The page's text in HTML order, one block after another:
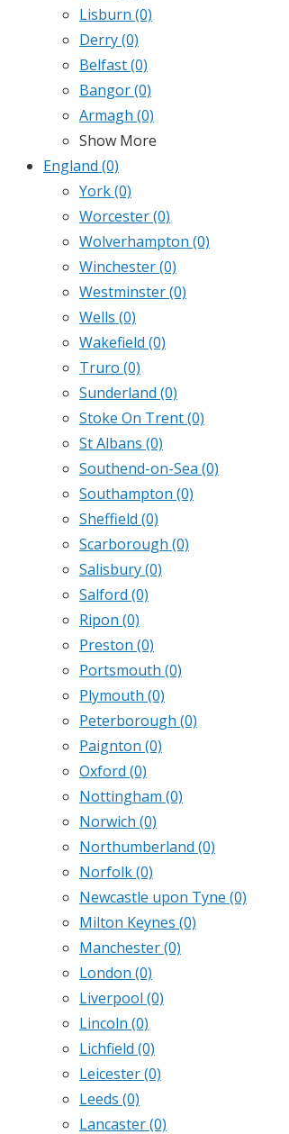
Lisburn (0)
Derry(0)
Belfast(0)
Bangor(0)
Armagh (0)
Show More
England (0)
York(0)
Worcester(0)
Wolverhampton (0)
Winchester(0)
Westminster(0)
Wells (0)
Wakefield (0)
Truro (0)
Sunderland (0)
Stoke On Trent(0)
St Albans (0)
Southend-on-Sea (0)
Southampton (0)
Sheffield (0)
Scarborough (0)
Salisbury(0)
Salford (0)
Ripon (0)
Preston (0)
Portsmouth (0)
Plymouth (0)
Peterborough (0)
Paignton (0)
Oxford (0)
Nottingham (0)
Norwich (0)
Northumberland (0)
Norfolk(0)
Newcastle upon Tyne (0)
Milton Keynes (0)
Manchester(0)
London (0)
Liverpool (0)
Lincoln (0)
Lichfield (0)
Leicester(0)
Leeds (0)
Lancaster(0)